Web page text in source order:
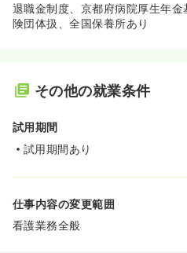
退職金制度、京都府病院厚生年
険団体扱、全国保養所あり
その他の就業条件
試用期間
試用期間あり
仕事内容の変更範囲
看護業務全般